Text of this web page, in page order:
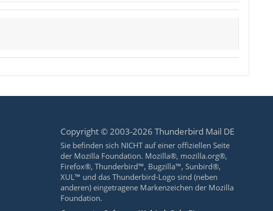
Copyright © 2003-2026 Thunderbird Mail DE
Sie befinden sich NICHT auf einer offiziellen Seite
der Mozilla Foundation. Mozilla®, mozilla.org®,
Firefox®, Thunderbird™, Bugzilla™, Sunbird®,
XUL™ und das Thunderbird-Logo sind (neben
anderen) eingetragene Markenzeichen der Mozilla
Foundation.